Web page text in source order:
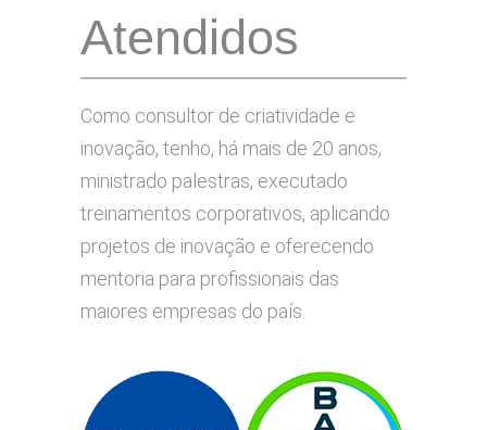
Atendidos
Como consultor de criatividade e
inovação, tenho, há mais de 20 anos,
ministrado palestras, executado
treinamentos corporativos, aplicando
projetos de inovação e oferecendo
mentoria para profissionais das
maiores empresas do país.